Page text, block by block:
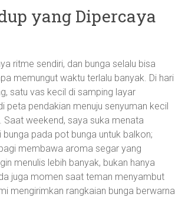
yang Dipercaya
ritme sendiri, dan bunga selalu bisa
memungut waktu terlalu banyak. Di hari
satu vas kecil di samping layar
peta pendakian menuju senyuman kecil
Saat weekend, saya suka menata
pada pot bunga untuk balkon;
membawa aroma segar yang
menulis lebih banyak, bukan hanya
juga momen saat teman menyambut
mengirimkan rangkaian bunga berwarna